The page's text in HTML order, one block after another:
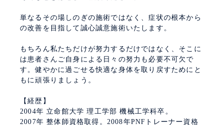
単なるその場しのぎの施術ではなく、症状の根本から
の改善を目指して誠心誠意施術いたします。
もちろん私たちだけが努力するだけではなく、そこに
は患者さんご自身による日々の努力も必要不可欠で
す。健やかに過ごせる快適な身体を取り戻すためにと
もに頑張りましょう。
【経歴】
2004年 立命館大学 理工学部 機械工学科卒。
2007年 整体師資格取得。2008年PNFトレーナー資格